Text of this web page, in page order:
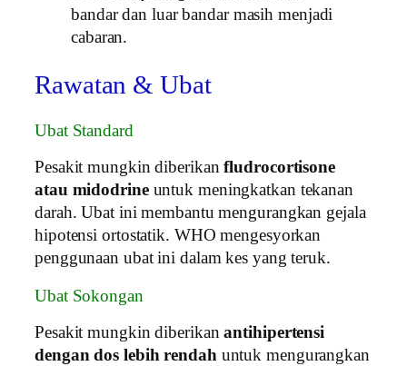
bandar dan luar bandar masih menjadi
cabaran.
Rawatan & Ubat
Ubat Standard
Pesakit mungkin diberikanfludrocortisone
atau midodrineuntuk meningkatkan tekanan
darah. Ubat ini membantu mengurangkan gejala
hipotensi ortostatik. WHO mengesyorkan
penggunaan ubat ini dalam kes yang teruk.
Ubat Sokongan
Pesakit mungkin diberikanantihipertensi
dengan dos lebih rendahuntuk mengurangkan